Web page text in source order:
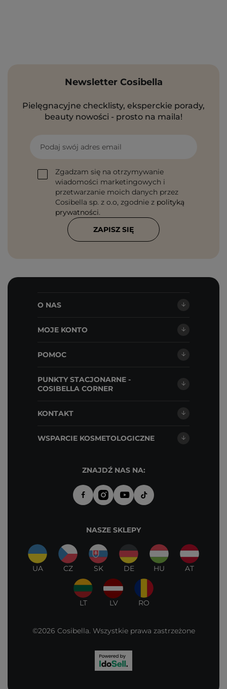
Newsletter Cosibella
Pielęgnacyjne checklisty, eksperckie porady,
beauty nowości - prosto na maila!
Podaj swój adres email
Zgadzam się na otrzymywanie
wiadomości marketingowych i
przetwarzanie moich danych przez
Cosibella sp. z o.o, zgodnie z polityką
prywatności.
ZAPISZ SIĘ
O NAS
MOJE KONTO
POMOC
PUNKTY STACJONARNE -
COSIBELLA CORNER
KONTAKT
WSPARCIE KOSMETOLOGICZNE
ZNAJDŹ NAS NA:
NASZE SKLEPY
UA CZ SK DE HU AT
LT LV RO
©2026 Cosibella. Wszystkie prawa zastrzeżone